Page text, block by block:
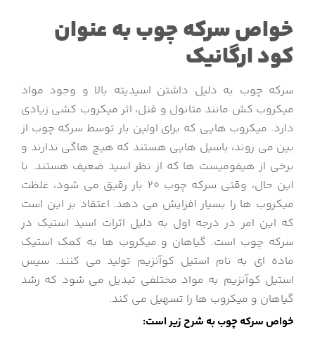
خواص سرکه چوب به عنوان
کود ارگانیک
سرکه چوب به دلیل داشتن اسیدیته بالا و وجود مواد
میکروب کش مانند متانول و فنل، اثر میکروب کشی زیادی
دارد. میکروب هایی که برای اولین بار توسط سرکه چوب از
بین می روند، باسیل هایی هستند که هیچ هاگی ندارند و
برخی از هیفومیست ها که از نظر اسید ضعیف هستند. با
این حال، وقتی سرکه چوب 20 بار رقیق می شود، غلظت
میکروب ها را بسیار افزایش می دهد. اعتقاد بر این است
که این امر در درجه اول به دلیل اثرات اسید استیک در
سرکه چوب است. گیاهان و میکروب ها به کمک استیک
ماده ای به نام استیل کوآنزیم تولید می کنند. سپس
استیل کوآنزیم به مواد مختلفی تبدیل می شود که رشد
گیاهان و میکروب ها را تسهیل می کند.
خواص سرکه چوب به شرح زیر است: